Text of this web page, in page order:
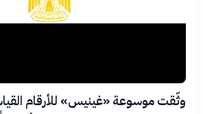
وثّقت موسوعة «غينيس» للأرقام